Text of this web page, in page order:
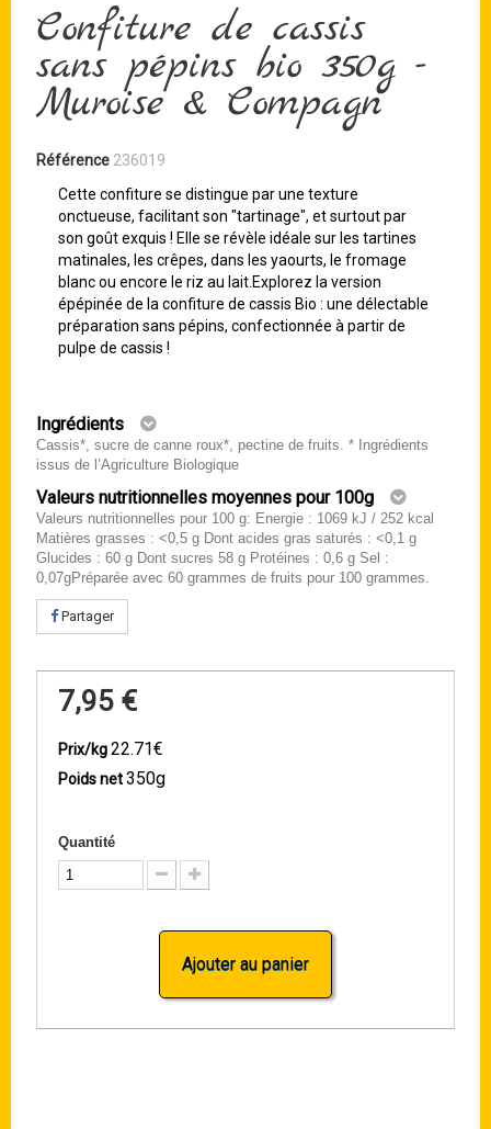
Confiture de cassis
sans pépins bio 350g -
Muroise & Compagn
Référence 236019
Cette confiture se distingue par une texture
onctueuse, facilitant son "tartinage", et surtout par
son goût exquis ! Elle se révèle idéale sur les tartines
matinales, les crêpes, dans les yaourts, le fromage
blanc ou encore le riz au lait.Explorez la version
épépinée de la confiture de cassis Bio : une délectable
préparation sans pépins, confectionnée à partir de
pulpe de cassis !
Ingrédients
Cassis*, sucre de canne roux*, pectine de fruits. * Ingrédients
issus de l’Agriculture Biologique
Valeurs nutritionnelles moyennes pour 100g
Valeurs nutritionnelles pour 100 g: Energie : 1069 kJ / 252 kcal
Matières grasses : <0,5 g Dont acides gras saturés : <0,1 g
Glucides : 60 g Dont sucres 58 g Protéines : 0,6 g Sel :
0,07gPréparée avec 60 grammes de fruits pour 100 grammes.
Partager
7,95 €
Prix/kg22.71€
Poids net350g
Quantité
Ajouter au panier